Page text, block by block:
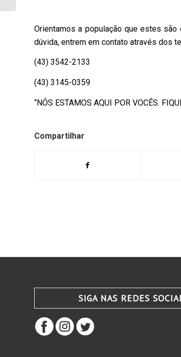
Orientamos a população que estes são
dúvida, entrem em contato através dos
(43) 3542-2133
(43) 3145-0359
“NÓS ESTAMOS AQUI POR VOCÊS.
Compartilhar
SIGA NAS REDES